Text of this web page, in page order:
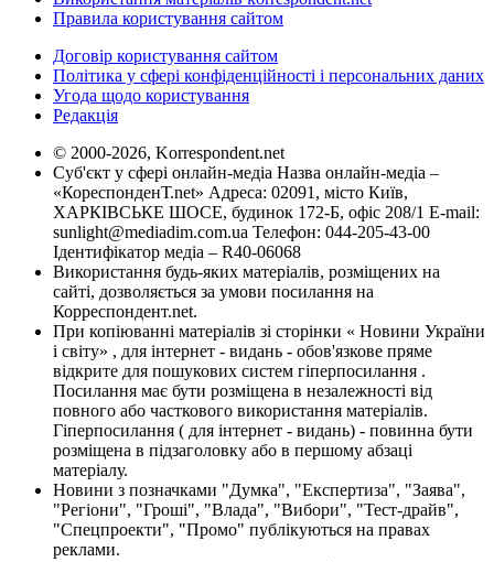
Правила користування сайтом
Договір користування сайтом
Політика у сфері конфіденційності і персональних даних
Угода щодо користування
Редакція
© 2000-2026, Korrespondent.net
Суб'єкт у сфері онлайн-медіа Назва онлайн-медіа –
«КореспонденТ.net» Адреса: 02091, місто Київ,
ХАРКІВСЬКЕ ШОСЕ, будинок 172-Б, офіс 208/1 E-mail:
sunlight@mediadim.com.ua Телефон: 044-205-43-00
Ідентифікатор медіа – R40-06068
Використання будь-яких матеріалів, розміщених на
сайті, дозволяється за умови посилання на
Корреспондент.net.
При копіюванні матеріалів зі сторінки « Новини України
і світу» , для інтернет - видань - обов'язкове пряме
відкрите для пошукових систем гіперпосилання .
Посилання має бути розміщена в незалежності від
повного або часткового використання матеріалів.
Гіперпосилання ( для інтернет - видань) - повинна бути
розміщена в підзаголовку або в першому абзаці
матеріалу.
Новини з позначками "Думка", "Експертиза", "Заява",
"Регіони", "Гроші", "Влада", "Вибори", "Тест-драйв",
"Спецпроекти", "Промо" публікуються на правах
реклами.